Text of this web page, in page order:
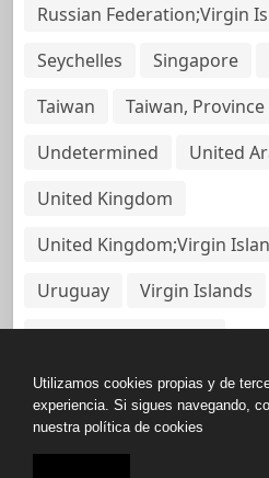
Russian Federation;Virgin
Seychelles
Singapore
Taiwan
Taiwan,
Undetermined
United
United Kingdom
United Kingdom;Virgin
Uruguay
Virgin Islands
Virgin Islands, British
Copyright © All
Utilizamos cookies propias y de
experiencia. Si sigues navegando,
nuestra política de cookies